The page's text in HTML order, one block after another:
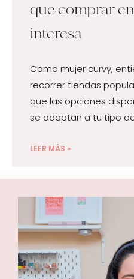
que comprar
interesa
Como mujer curvy,
recorrer tiendas
que las opciones
se adaptan a tu tipo
LEER MÁS »